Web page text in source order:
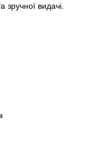
зручної видачі.